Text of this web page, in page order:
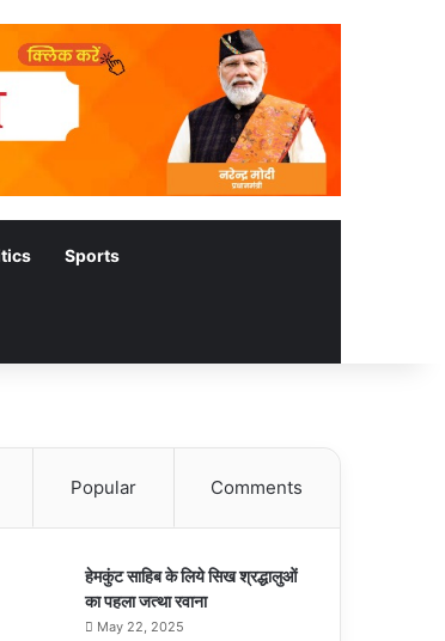
Sports
Popular Comments
हेमकुंट साहिब के लिये सिख श्रद्धालुओं
का पहला जत्था रवाना
May 22, 2025